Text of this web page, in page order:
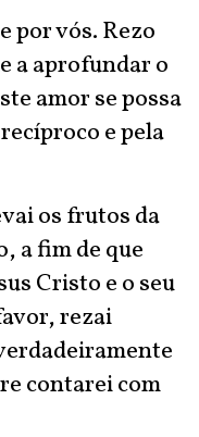
por vós. Rezo
a aprofundar o
amor se possa
e pela
os frutos da
a fim de que
Cristo e o seu
rezai
contarei com